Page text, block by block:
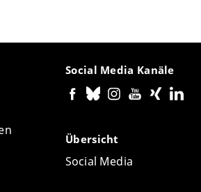
Social Media Kanäle
Übersicht
Social Media